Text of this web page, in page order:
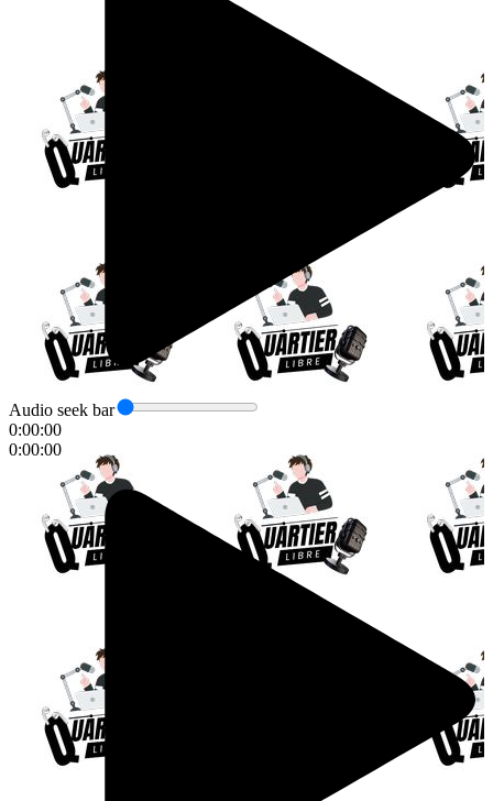
Audio seek bar
0:00:00
0:00:00